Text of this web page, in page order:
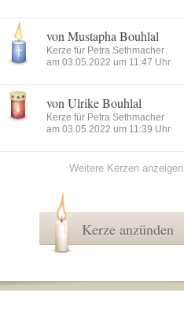
von Mustapha Bouhlal
Kerze für Petra Sethmacher
am 03.05.2022 um 11:47 Uhr
von Ulrike Bouhlal
Kerze für Petra Sethmacher
am 03.05.2022 um 11:39 Uhr
Weitere Kerzen anzeigen
Kerze anzünden